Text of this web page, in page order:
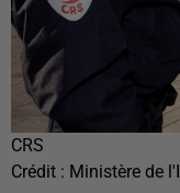
CRS
Crédit : Ministère de